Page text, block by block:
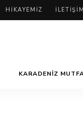
HIKAYEMIZ İLETIŞIM
KARADENIZ